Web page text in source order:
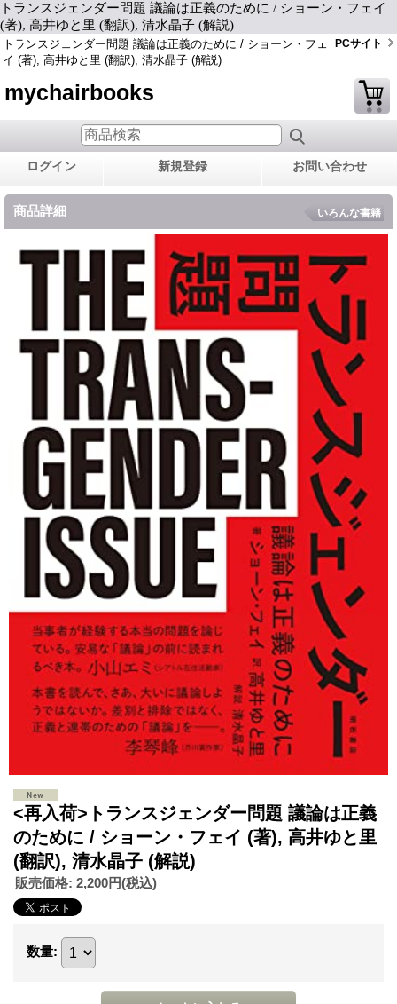
トランスジェンダー問題 議論は正義のために / ショーン・フェイ
(著), 高井ゆと里 (翻訳), 清水晶子 (解説)
トランスジェンダー問題 議論は正義のために / ショーン・フェ
イ (著), 高井ゆと里 (翻訳), 清水晶子 (解説)
PCサイト
mychairbooks
ログイン 新規登録 お問い合わせ
商品詳細 いろんな書籍
<再入荷>トランスジェンダー問題 議論は正義
のために / ショーン・フェイ (著), 高井ゆと里
(翻訳), 清水晶子 (解説)
販売価格: 2,200円(税込)
数量: